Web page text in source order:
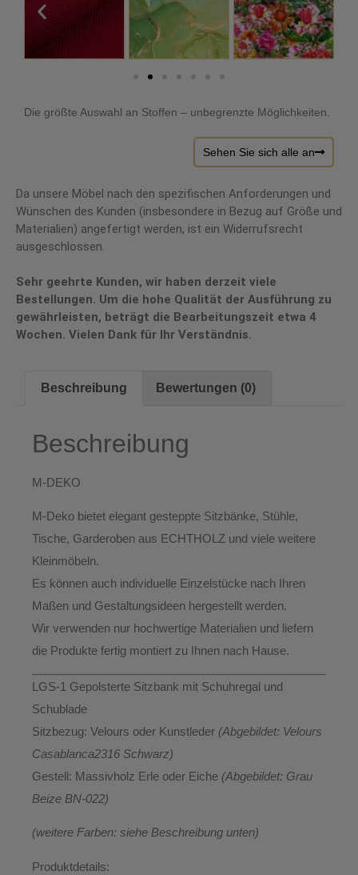
Die größte Auswahl an Stoffen – unbegrenzte Möglichkeiten.
Sehen Sie sich alle an
Da unsere Möbel nach den spezifischen Anforderungen und
Wünschen des Kunden (insbesondere in Bezug auf Größe und
Materialien) angefertigt werden, ist ein Widerrufsrecht
ausgeschlossen.
Sehr geehrte Kunden, wir haben derzeit viele
Bestellungen. Um die hohe Qualität der Ausführung zu
gewährleisten, beträgt die Bearbeitungszeit etwa 4
Wochen. Vielen Dank für Ihr Verständnis.
Beschreibung Bewertungen (0)
Beschreibung
M-DEKO
M-Deko bietet elegant gesteppte Sitzbänke, Stühle,
Tische, Garderoben aus ECHTHOLZ und viele weitere
Kleinmöbeln.
Es können auch individuelle Einzelstücke nach Ihren
Maßen und Gestaltungsideen hergestellt werden.
Wir verwenden nur hochwertige Materialien und liefern
die Produkte fertig montiert zu Ihnen nach Hause.
LGS-1 Gepolsterte Sitzbank mit Schuhregal und
Schublade
Sitzbezug: Velours oder Kunstleder (Abgebildet: Velours
Casablanca2316 Schwarz)
Gestell: Massivholz Erle oder Eiche (Abgebildet: Grau
Beize BN-022)
(weitere Farben: siehe Beschreibung unten)
Produktdetails: